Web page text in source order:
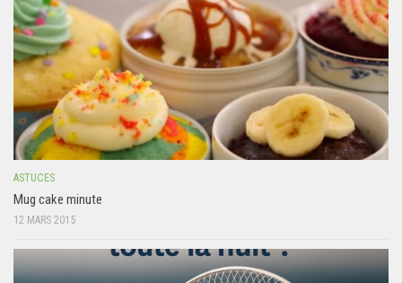
ASTUCES
Mug cake minute
12 MARS 2015